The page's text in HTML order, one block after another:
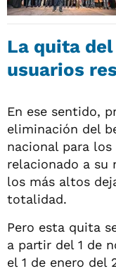
La quita
usuarios
En ese sentido,
eliminación del
nacional para
relacionado a su
los más altos
totalidad.
Pero esta quita
a partir del 1 de
el 1 de enero del